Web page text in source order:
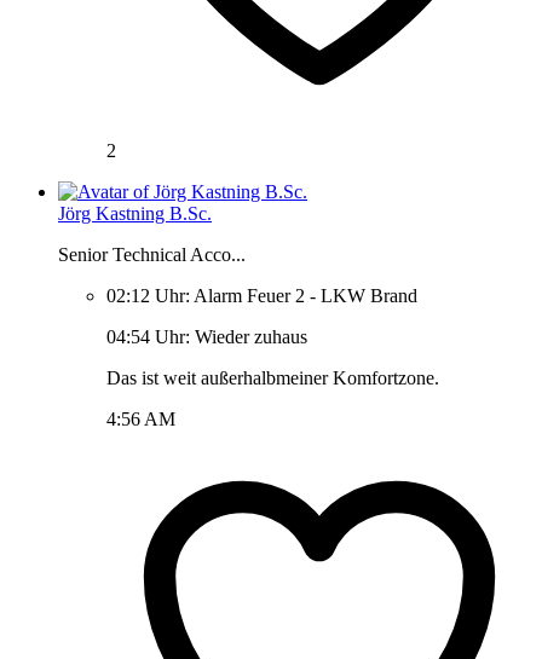
2
Jörg Kastning B.Sc.
Senior Technical Acco...
02:12 Uhr: Alarm Feuer 2 - LKW Brand
04:54 Uhr: Wieder zuhaus
Das ist weit außerhalbmeiner Komfortzone.
4:56 AM